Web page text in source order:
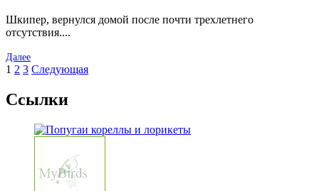
Шкипер, вернулся домой после почти трехлетнего
отсутствия....
Далее
Пагинация
записей
Страница
1 Страница
2 Страница
3 Следующая
Ссылки